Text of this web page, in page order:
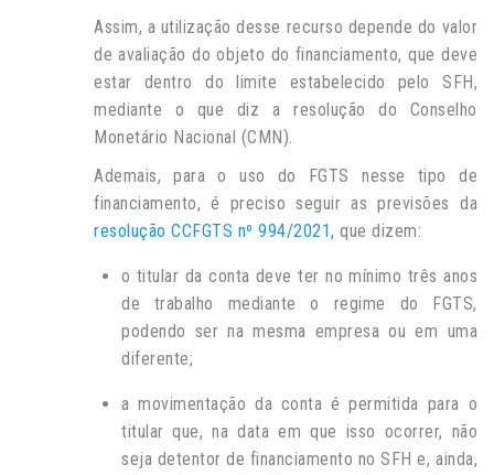
Assim, a utilização desse recurso depende do valor
de avaliação do objeto do financiamento, que deve
estar dentro do limite estabelecido pelo SFH,
mediante o que diz a resolução do Conselho
Monetário Nacional (CMN).
Ademais, para o uso do FGTS nesse tipo de
financiamento, é preciso seguir as previsões da
resolução CCFGTS nº 994/2021, que dizem:
o titular da conta deve ter no mínimo três anos
de trabalho mediante o regime do FGTS,
podendo ser na mesma empresa ou em uma
diferente;
a movimentação da conta é permitida para o
titular que, na data em que isso ocorrer, não
seja detentor de financiamento no SFH e, ainda,